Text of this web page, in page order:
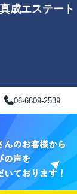
成エステー
06-6809-2539